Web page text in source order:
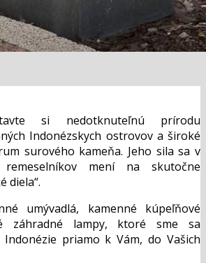
si nedotknuteľnú prírodu
Indonézskych ostrovov a široké
surového kameňa. Jeho sila sa v
mení na skutočne
diela“.
umývadlá, kamenné kúpeľňové
záhradné lampy, ktoré sme sa
priamo k Vám, do Vašich